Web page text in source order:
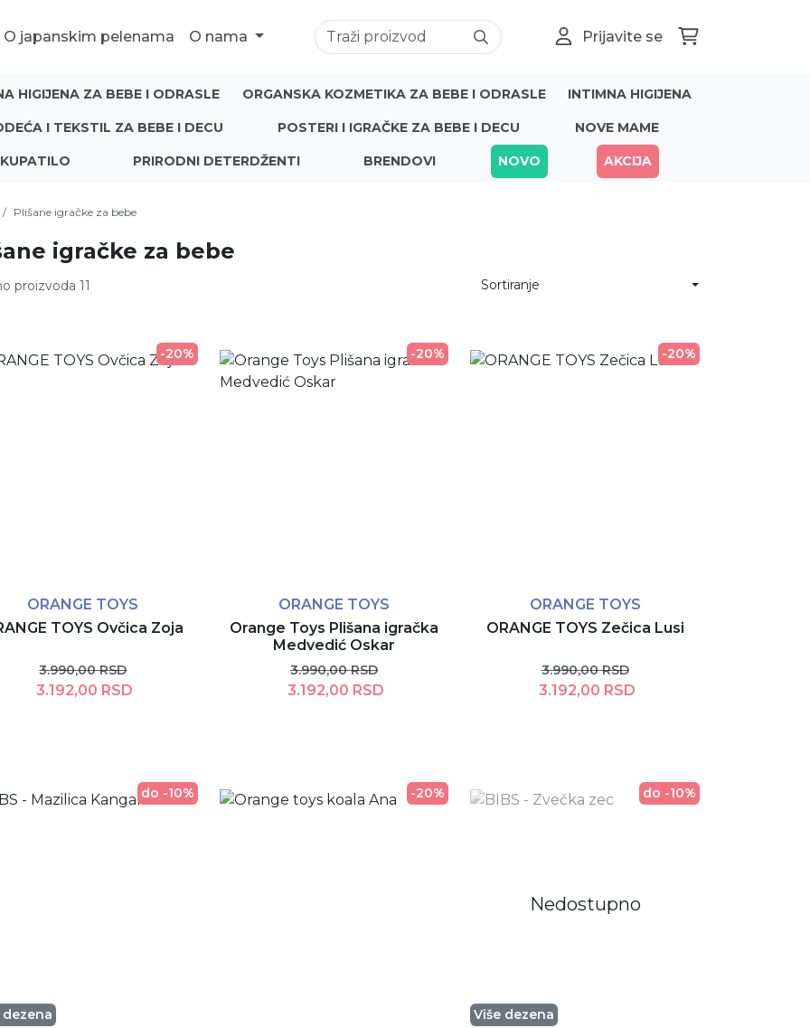
O japanskim pelenama O nama Prijavite se
HIGIJENA ZA BEBE I ODRASLE ORGANSKA KOZMETIKA ZA BEBE I ODRASLE INTIMNA HIGIJENA
I TEKSTIL ZA BEBE I DECU POSTERI I IGRAČKE ZA BEBE I DECU NOVE MAME
PRIRODNI DETERDŽENTI BRENDOVI NOVO AKCIJA
Plišane igračke za bebe
igračke za bebe
proizvoda 11 Sortiranje
-20%
ORANGE TOYS
TOYS Ovčica Zoja
3.990,00 RSD
3.192,00 RSD
-20%
ORANGE TOYS
Orange Toys Plišana igračka
Medvedić Oskar
3.990,00 RSD
3.192,00 RSD
-20%
ORANGE TOYS
ORANGE TOYS Zečica Lusi
3.990,00 RSD
3.192,00 RSD
do -10%
dezena
-20% do -10%
Nedostupno
Više dezena